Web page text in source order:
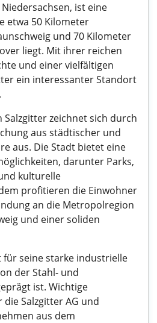
ist eine
etwa 50 Kilometer
und 70 Kilometer
liegt. Mit ihrer reichen
und einer vielfältigen
ein interessanter Standort
Salzgitter zeichnet sich durch
aus städtischer und
aus. Die Stadt bietet eine
darunter Parks,
kulturelle
profitieren die Einwohner
an die Metropolregion
und einer soliden
für seine starke industrielle
der Stahl- und
ist. Wichtige
Salzgitter AG und
aus dem